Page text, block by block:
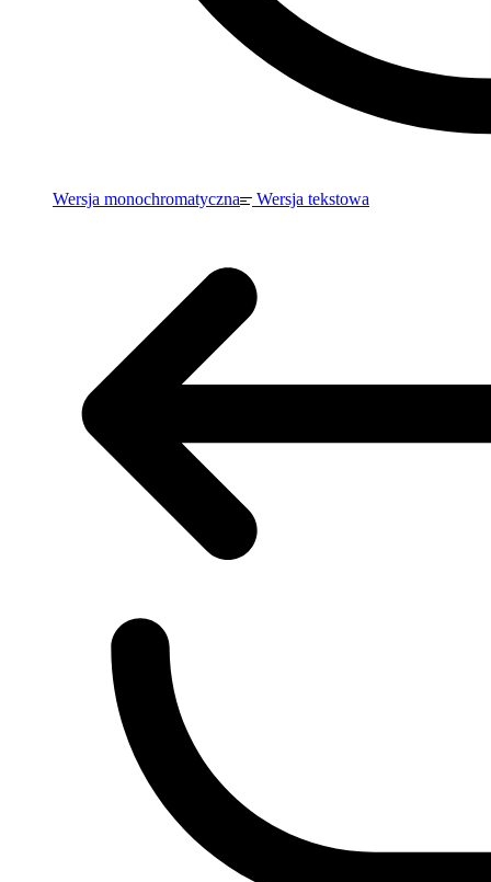
Wersja monochromatyczna Wersja tekstowa